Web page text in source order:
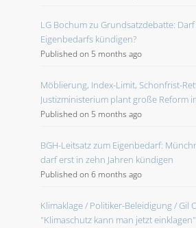
LG Bochum zu Grundsatzdebatte:
Eigenbedarfs kündigen?
Published on 5 months ago
Möblierung, Index-Limit, Schonfrist-
Justizministerium plant große Reform
Published on 5 months ago
BGH-Leitsatz zum Eigenbedarf:
darf erst in zehn Jahren kündigen
Published on 6 months ago
Klimaklage / Politiker-Beleidigung / Gil
"Klimaschutz kann man jetzt einklagen"